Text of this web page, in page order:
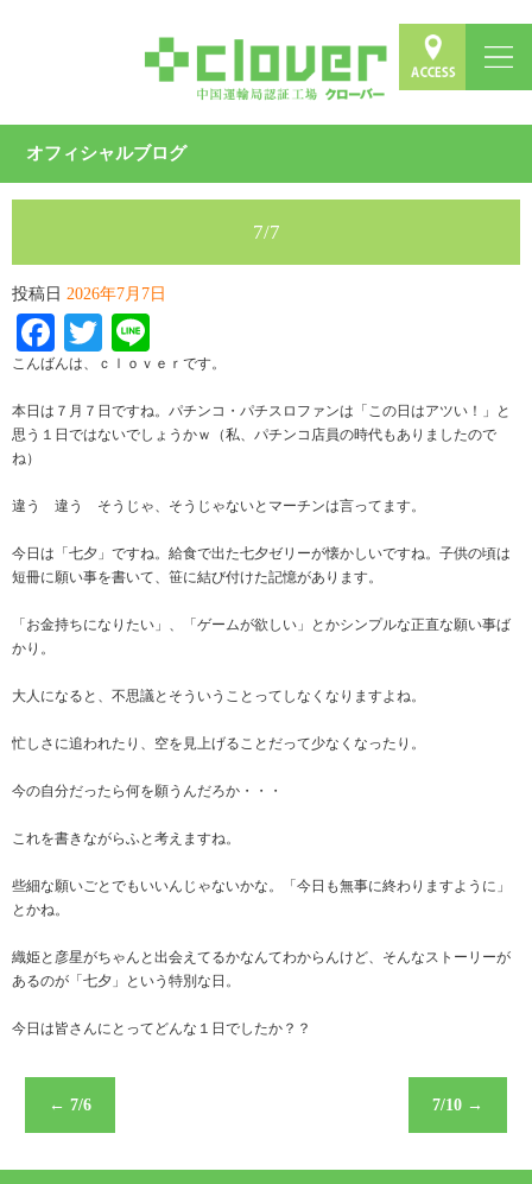
オフィシャルブログ
7/7
投稿日 2026年7月7日
Facebook
Twitter
こんばんは、ｃｌｏｖｅｒです。
本日は７月７日ですね。パチンコ・パチスロファンは「この日はアツい！」と
思う１日ではないでしょうかｗ（私、パチンコ店員の時代もありましたので
ね）
違う 違う そうじゃ、そうじゃないとマーチンは言ってます。
今日は「七夕」ですね。給食で出た七夕ゼリーが懐かしいですね。子供の頃は
短冊に願い事を書いて、笹に結び付けた記憶があります。
「お金持ちになりたい」、「ゲームが欲しい」とかシンプルな正直な願い事ば
かり。
大人になると、不思議とそういうことってしなくなりますよね。
忙しさに追われたり、空を見上げることだって少なくなったり。
今の自分だったら何を願うんだろか・・・
これを書きながらふと考えますね。
些細な願いごとでもいいんじゃないかな。「今日も無事に終わりますように」
とかね。
織姫と彦星がちゃんと出会えてるかなんてわからんけど、そんなストーリーが
あるのが「七夕」という特別な日。
今日は皆さんにとってどんな１日でしたか？？
← 7/6 7/10 →